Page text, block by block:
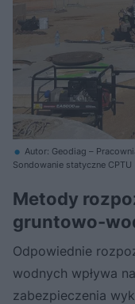
Autor: Geodiag –
Środowiska
Sondowanie statyczne CPTU
Metody
gruntowo-
Odpowiednie
wodnych wpływa
zabezpieczenia